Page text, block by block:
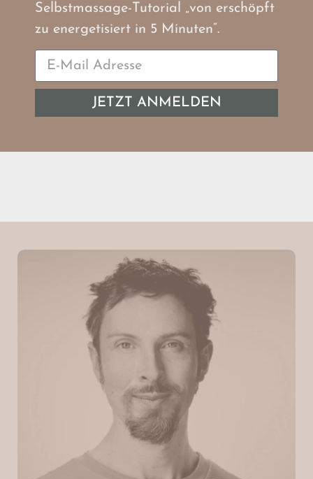
Selbstmassage-Tutorial „von erschöpft
zu energetisiert in 5 Minuten“.
JETZT ANMELDEN